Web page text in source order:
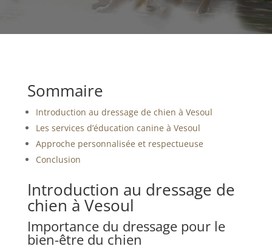
Sommaire
Introduction au dressage de chien à Vesoul
Les services d’éducation canine à Vesoul
Approche personnalisée et respectueuse
Conclusion
Introduction au dressage de
chien à Vesoul
Importance du dressage pour le
bien-être du chien